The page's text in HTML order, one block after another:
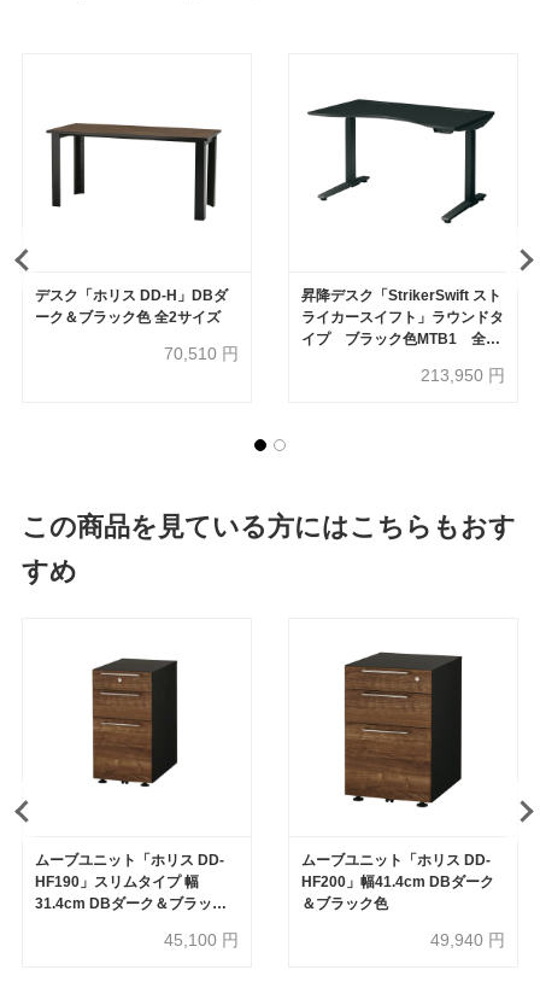
デスク「ホリス DD-H」DBダ
ーク＆ブラック色 全2サイズ
70,510 円
昇降デスク「StrikerSwift スト
ライカースイフト」ラウンドタ
イプ ブラック色MTB1 全2
okamura(オカムラ)213,950 円
この商品を見ている方にはこちらもおす
すめ
ムーブユニット「ホリス DD-
HF190」スリムタイプ 幅
31.4cm DBダーク＆ブラック
45,100 円
ムーブユニット「ホリス DD-
HF200」幅41.4cm DBダーク
＆ブラック色
49,940 円